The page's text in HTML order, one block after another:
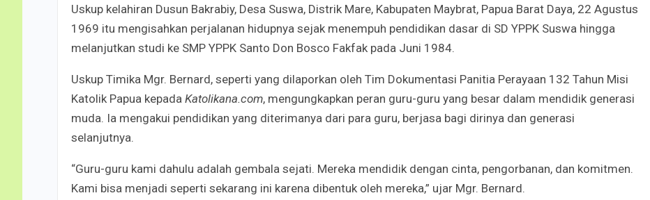
Uskup kelahiran Dusun Bakrabiy, Desa Suswa, Distrik Mare, Kabupaten Maybrat, Papua Barat Daya, 22 Agustus
1969 itu mengisahkan perjalanan hidupnya sejak menempuh pendidikan dasar di SD YPPK Suswa hingga
melanjutkan studi ke SMP YPPK Santo Don Bosco Fakfak pada Juni 1984.
Uskup Timika Mgr. Bernard, seperti yang dilaporkan oleh Tim Dokumentasi Panitia Perayaan 132 Tahun Misi
Katolik Papua kepada Katolikana.com, mengungkapkan peran guru-guru yang besar dalam mendidik generasi
muda. Ia mengakui pendidikan yang diterimanya dari para guru, berjasa bagi dirinya dan generasi
selanjutnya.
“Guru-guru kami dahulu adalah gembala sejati. Mereka mendidik dengan cinta, pengorbanan, dan komitmen.
Kami bisa menjadi seperti sekarang ini karena dibentuk oleh mereka,” ujar Mgr. Bernard.
Paling Menginspirasi
Sepanjang Sejarah…
Acutis, Menjadi Kudus di
Usia Muda
May 11, 2023